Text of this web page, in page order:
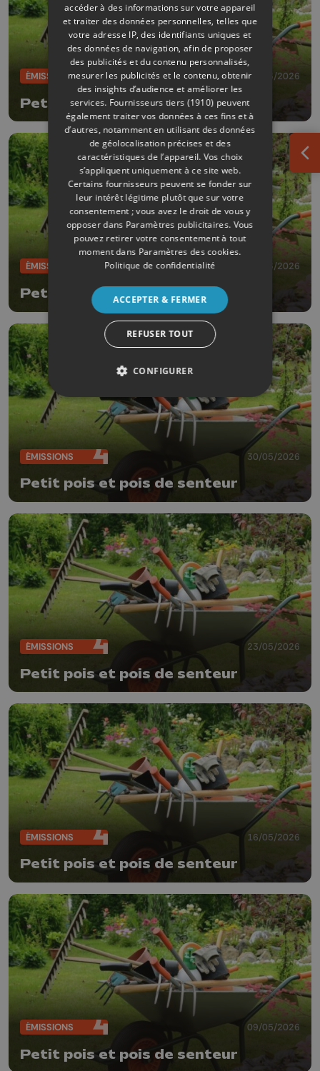
ÉMISSIONS 13/06/2026
Petit pois et pois de senteur
ÉMISSIONS 06/06/2026
Petit pois et pois de senteur
ÉMISSIONS 30/05/2026
Petit pois et pois de senteur
ÉMISSIONS 23/05/2026
Petit pois et pois de senteur
ÉMISSIONS 16/05/2026
Petit pois et pois de senteur
ÉMISSIONS 09/05/2026
Petit pois et pois de senteur
accéder à des informations sur votre appareil
et traiter des données personnelles, telles que
votre adresse IP, des identifiants uniques et
des données de navigation, afin de proposer
des publicités et du contenu personnalisés,
mesurer les publicités et le contenu, obtenir
des insights d’audience et améliorer les
services. Fournisseurs tiers (1910) peuvent
également traiter vos données à ces fins et à
d’autres, notamment en utilisant des données
de géolocalisation précises et des
caractéristiques de l’appareil. Vos choix
s’appliquent uniquement à ce site web.
Certains fournisseurs peuvent se fonder sur
leur intérêt légitime plutôt que sur votre
consentement ; vous avez le droit de vous y
opposer dans Paramètres publicitaires. Vous
pouvez retirer votre consentement à tout
moment dans Paramètres des cookies.
Politique de confidentialité
ACCEPTER & FERMER
REFUSER TOUT
CONFIGURER